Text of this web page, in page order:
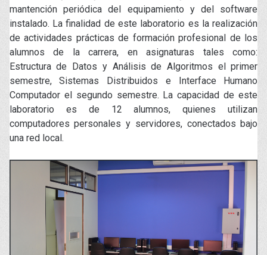
mantención periódica del equipamiento y del software
instalado. La finalidad de este laboratorio es la realización
de actividades prácticas de formación profesional de los
alumnos de la carrera, en asignaturas tales como:
Estructura de Datos y Análisis de Algoritmos el primer
semestre, Sistemas Distribuidos e Interface Humano
Computador el segundo semestre. La capacidad de este
laboratorio es de 12 alumnos, quienes utilizan
computadores personales y servidores, conectados bajo
una red local.